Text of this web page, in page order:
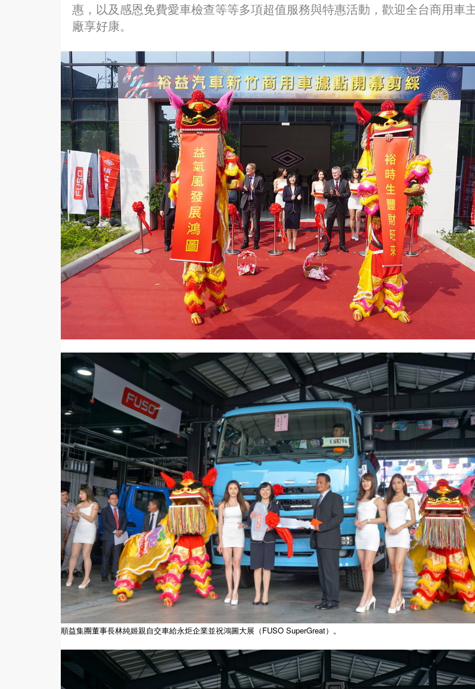
惠，以及感恩免費愛車檢查等等多項超值服務與特惠活動，歡迎全台商用車
廠享好康。
順益集團董事長林純姬親自交車給永炬企業並祝鴻圖大展（FUSO SuperGreat）。